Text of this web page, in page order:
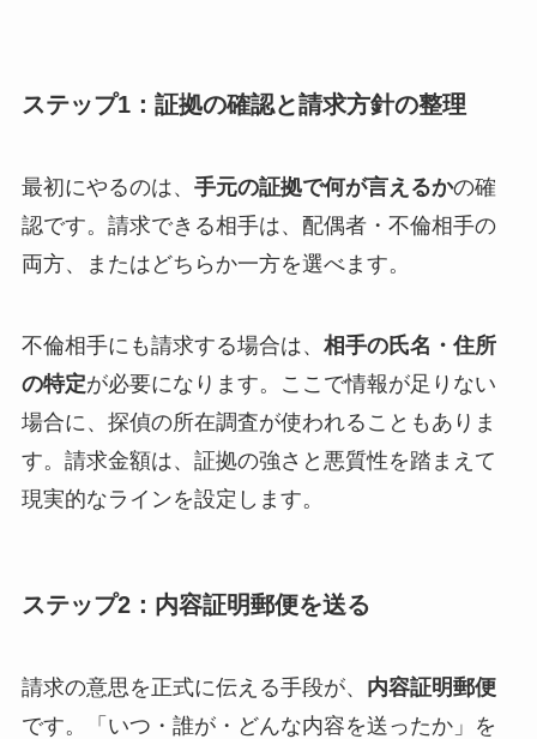
ステップ1：証拠の確認と請求方針の整理
最初にやるのは、 手元の証拠で何が言えるかの確
認です。請求できる相手は、配偶者・不倫相手の
両方、またはどちらか一方を選べます。
不倫相手にも請求する場合は、 相手の氏名・住所
の特定が必要になります。ここで情報が足りない
場合に、探偵の所在調査が使われることもありま
す。請求金額は、証拠の強さと悪質性を踏まえて
現実的なラインを設定します。
ステップ2：内容証明郵便を送る
請求の意思を正式に伝える手段が、 内容証明郵便
です。「いつ・誰が・どんな内容を送ったか」を